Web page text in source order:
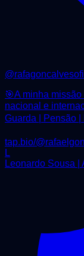
@
🎯A minha
nacional e
Guarda | Pensão |
tap.bio/
L
Leonardo Sousa |